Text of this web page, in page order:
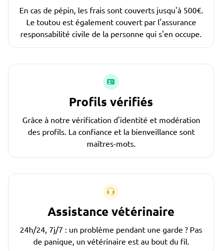
En cas de pépin, les frais sont couverts jusqu'à 500€.
Le toutou est également couvert par l'assurance
responsabilité civile de la personne qui s'en occupe.
Profils vérifiés
Grâce à notre vérification d'identité et modération
des profils. La confiance et la bienveillance sont
maîtres-mots.
Assistance vétérinaire
24h/24, 7j/7 : un problème pendant une garde ? Pas
de panique, un vétérinaire est au bout du fil.